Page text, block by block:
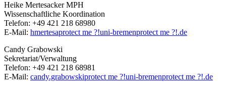
Heike Mertesacker MPH
Wissenschaftliche Koordination
Telefon: +49 421 218 68980
E-Mail: hmertesaprotect me ?!uni-bremenprotect me ?!.de
Candy Grabowski
Sekretariat/Verwaltung
Telefon: +49 421 218 68981
E-Mail: candy.grabowskiprotect me ?!uni-bremenprotect me ?!.de